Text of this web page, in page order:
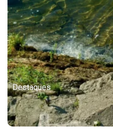
Destaques